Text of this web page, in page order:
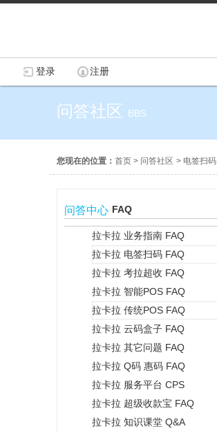
登录 注册
问答社区 BBS
您现在的位置： 首页 > 问答社区 > 电签扫码
问答中心 FAQ
拉卡拉 业务指南 FAQ
拉卡拉 电签扫码 FAQ
拉卡拉 考拉超收 FAQ
拉卡拉 智能POS FAQ
拉卡拉 传统POS FAQ
拉卡拉 云码盒子 FAQ
拉卡拉 其它问题 FAQ
拉卡拉 Q码 惠码 FAQ
拉卡拉 服务平台 CPS
拉卡拉 超级收款宝 FAQ
拉卡拉 知识课堂 Q&A